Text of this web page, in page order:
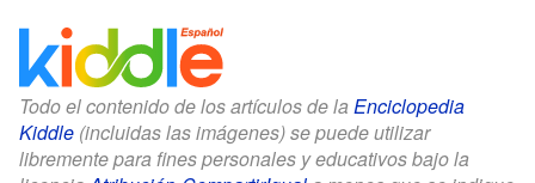
Todo el contenido de los artículos de la Enciclopedia
Kiddle (incluidas las imágenes) se puede utilizar
libremente para fines personales y educativos bajo la